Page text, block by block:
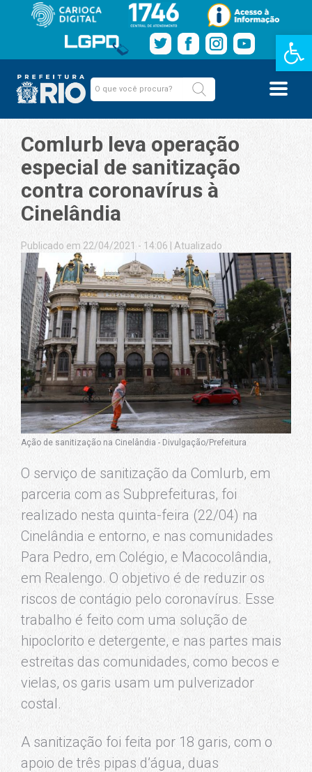
Barra de
Comlurb leva operação
especial de sanitização
contra coronavírus à
Cinelândia
Publicado em 22/04/2021 - 14:06 Atualizado
Ação de sanitização na Cinelândia - Divulgação/Prefeitura
O serviço de sanitização da Comlurb, em
parceria com as Subprefeituras, foi
realizado nesta quinta-feira (22/04) na
Cinelândia e entorno, e nas comunidades
Para Pedro, em Colégio, e Macocolândia,
em Realengo. O objetivo é de reduzir os
riscos de contágio pelo coronavírus. Esse
trabalho é feito com uma solução de
hipoclorito e detergente, e nas partes mais
estreitas das comunidades, como becos e
vielas, os garis usam um pulverizador
costal.
A sanitização foi feita por 18 garis, com o
apoio de três pipas d’água, duas